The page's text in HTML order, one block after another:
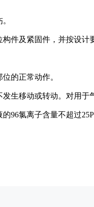
件及紧固件，并按设计
的正常动作。
生移动或转动。对用于
96氯离子含量不超过